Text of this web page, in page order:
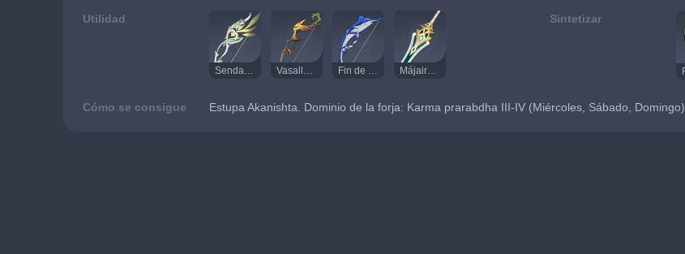
Utilidad
Senda de la Cazadora Vasalla del Rey Fin de las Aguas Májaira Aguamarina
Sintetizar
Cómo se consigue Estupa Akanishta. Dominio de la forja: Karma prarabdha III-IV (Miércoles, Sábado, Domingo)